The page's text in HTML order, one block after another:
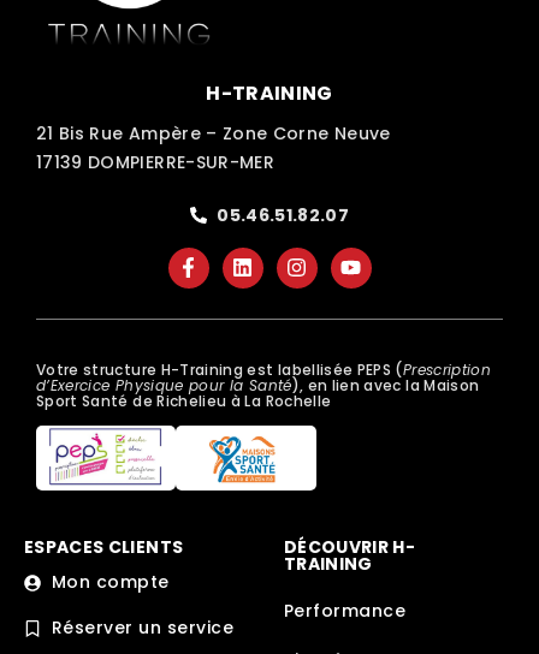
H-TRAINING
21 Bis Rue Ampère – Zone Corne Neuve
17139 DOMPIERRE-SUR-MER
05.46.51.82.07
Votre structure H-Training est labellisée PEPS (Prescription
d’Exercice Physique pour la Santé), en lien avec la Maison
Sport Santé de Richelieu à La Rochelle
ESPACES CLIENTS
Mon compte
Réserver un service
DÉCOUVRIR H-
TRAINING
Performance